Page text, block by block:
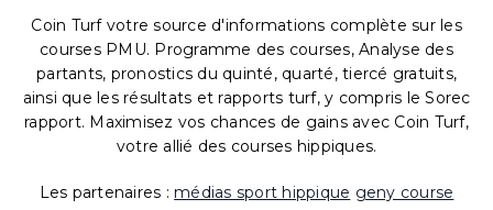
Coin Turf votre source d'informations complète sur les
courses PMU. Programme des courses, Analyse des
partants, pronostics du quinté, quarté, tiercé gratuits,
ainsi que les résultats et rapports turf, y compris le Sorec
rapport. Maximisez vos chances de gains avec Coin Turf,
votre allié des courses hippiques.
Les partenaires : médias sport hippique geny course